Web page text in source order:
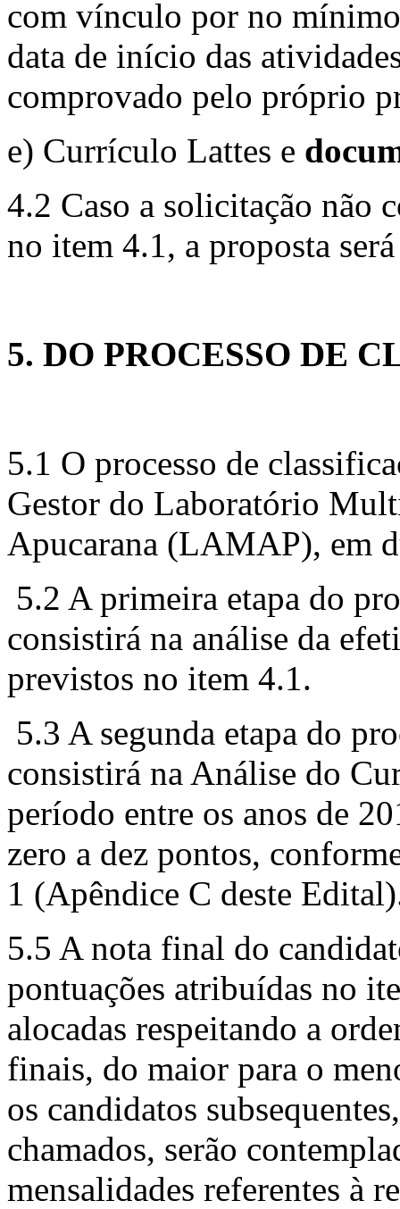
com vínculo por no
data de início das
comprovado pelo próprio
e) Currículo Lattes e
4.2 Caso a solicitação não
no item 4.1, a proposta
5. DO PROCESSO DE
5.1 O processo de
Gestor do Laboratório
Apucarana (LAMAP), em
5.2 A primeira etapa do
consistirá na análise da
previstos no item 4.1.
5.3 A segunda etapa do
consistirá na Análise do
período entre os anos de
zero a dez pontos,
1 (Apêndice C deste
5.5 A nota final do
pontuações atribuídas no
alocadas respeitando a
finais, do maior para o
os candidatos
chamados, serão
mensalidades referentes à